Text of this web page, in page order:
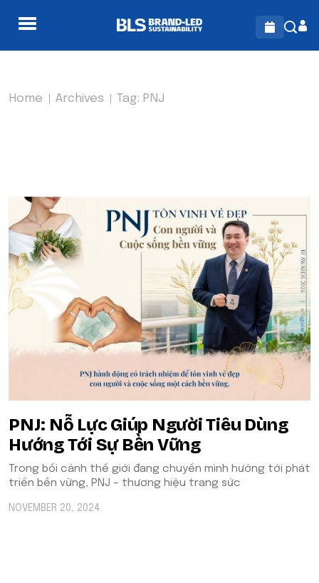
Home Archives Tag: PNJ
​​PNJ: Nỗ Lực Giúp Người Tiêu Dùng
Hướng Tới Sự Bền Vững
Trong bối cảnh thế giới đang chuyển mình hướng tới phát
triển bền vững, PNJ – thương hiệu trang sức
NOVEMBER 20, 2024